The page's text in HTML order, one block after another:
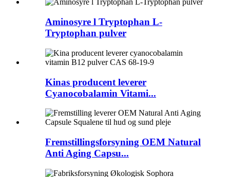
Aminosyre l Tryptophan L-
Tryptophan pulver
Kinas producent leverer
Cyanocobalamin Vitami...
Fremstillingsforsyning OEM Natural
Anti Aging Capsu...